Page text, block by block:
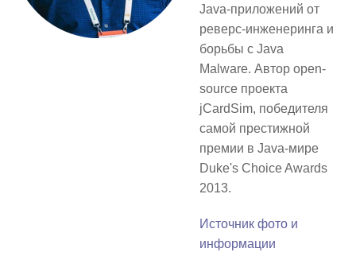
Java-приложений от
реверс-инженеринга и
борьбы с Java
Malware. Автор open-
source проекта
jCardSim, победителя
самой престижной
премии в Java-мире
Duke's Choice Awards
2013.
Источник фото и
информации